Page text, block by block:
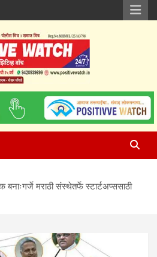
बनाःगर्जे मराठी संस्थेतर्फे स्टार्टअप्ससाठी